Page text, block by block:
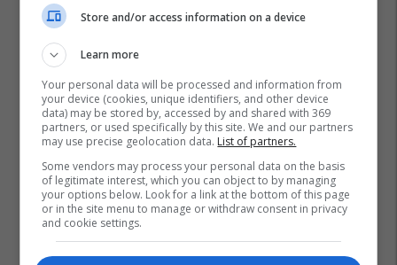
Promo
Store and/or access information on a device
Learn more
Your personal data will be processed and information from
your device (cookies, unique identifiers, and other device
data) may be stored by, accessed by and shared with 369
partners, or used specifically by this site. We and our partners
may use precise geolocation data. List of partners.
Some vendors may process your personal data on the basis
of legitimate interest, which you can object to by managing
your options below. Look for a link at the bottom of this page
or in the site menu to manage or withdraw consent in privacy
and cookie settings.